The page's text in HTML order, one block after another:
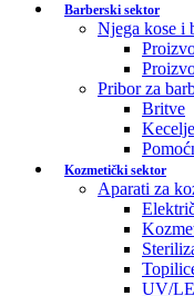
Barberski sektor
Njega kose i
Pribor za
Britve
Kozmetički sektor
Aparati za
UV/